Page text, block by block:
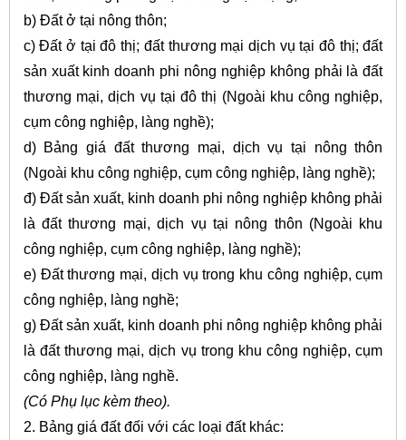
b) Đất ở tại nông thôn;
c) Đất ở tại đô thị; đất thương mại dịch vụ tại đô thị; đất
sản xuất kinh doanh phi nông nghiệp không phải là đất
thương mại, dịch vụ tại đô thị (Ngoài khu công nghiệp,
cụm công nghiệp, làng nghề);
d) Bảng giá đất thương mại, dịch vụ tại nông thôn
(Ngoài khu công nghiệp, cụm công nghiệp, làng nghề);
đ) Đất sản xuất, kinh doanh phi nông nghiệp không phải
là đất thương mại, dịch vụ tại nông thôn (Ngoài khu
công nghiệp, cụm công nghiệp, làng nghề);
e) Đất thương mại, dịch vụ trong khu công nghiệp, cụm
công nghiệp, làng nghề;
g) Đất sản xuất, kinh doanh phi nông nghiệp không phải
là đất thương mại, dịch vụ trong khu công nghiệp, cụm
công nghiệp, làng nghề.
(Có Phụ lục kèm theo).
2. Bảng giá đất đối với các loại đất khác: